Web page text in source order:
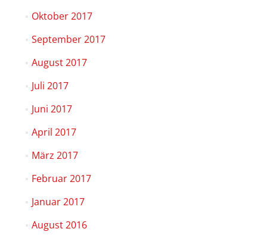
Oktober 2017
September 2017
August 2017
Juli 2017
Juni 2017
April 2017
März 2017
Februar 2017
Januar 2017
August 2016